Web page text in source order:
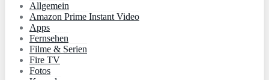
Allgemein
Amazon Prime Instant Video
Apps
Fernsehen
Filme & Serien
Fire TV
Fotos